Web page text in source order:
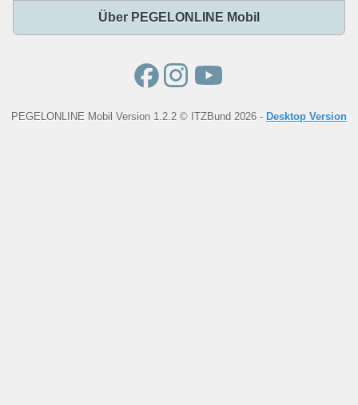
Über PEGELONLINE Mobil
PEGELONLINE Mobil Version 1.2.2 © ITZBund 2026 - Desktop Version